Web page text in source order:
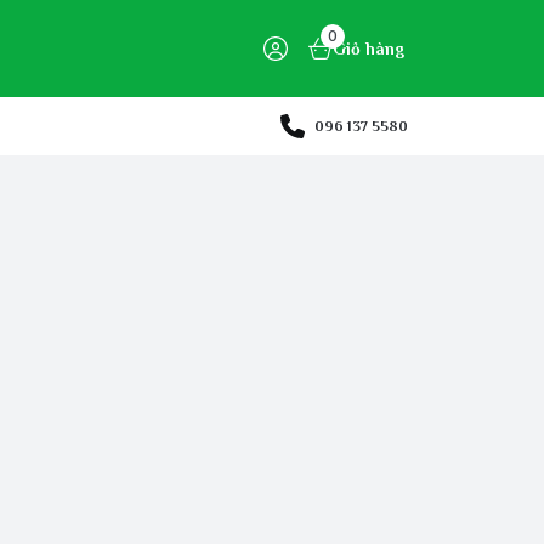
0
Giỏ hàng
096 137 5580